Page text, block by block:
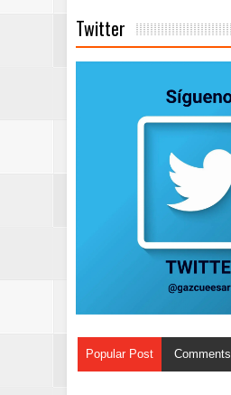
Twitter
Popular Post Comments